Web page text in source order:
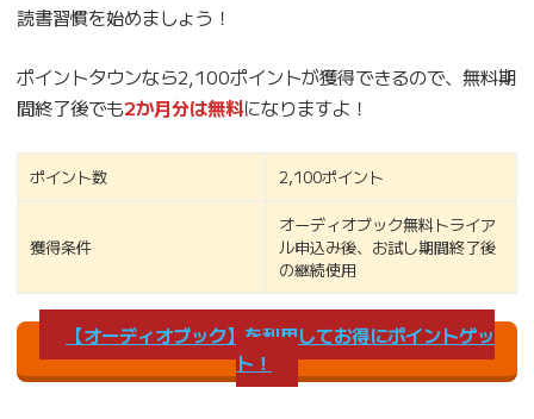
読書習慣を始めましょう！
ポイントタウンなら2,100ポイントが獲得できるので、無料期
間終了後でも2か月分は無料になりますよ！
ポイント数 2,100ポイント
獲得条件
オーディオブック無料トライア
ル申込み後、お試し期間終了後
の継続使用
【オーディオブック】を利用してお得にポイントゲッ
ト！